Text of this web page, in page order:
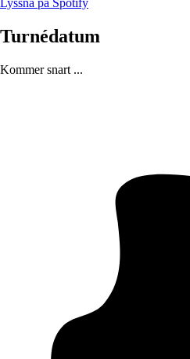
Lyssna på Spotify
Turnédatum
Kommer snart ...